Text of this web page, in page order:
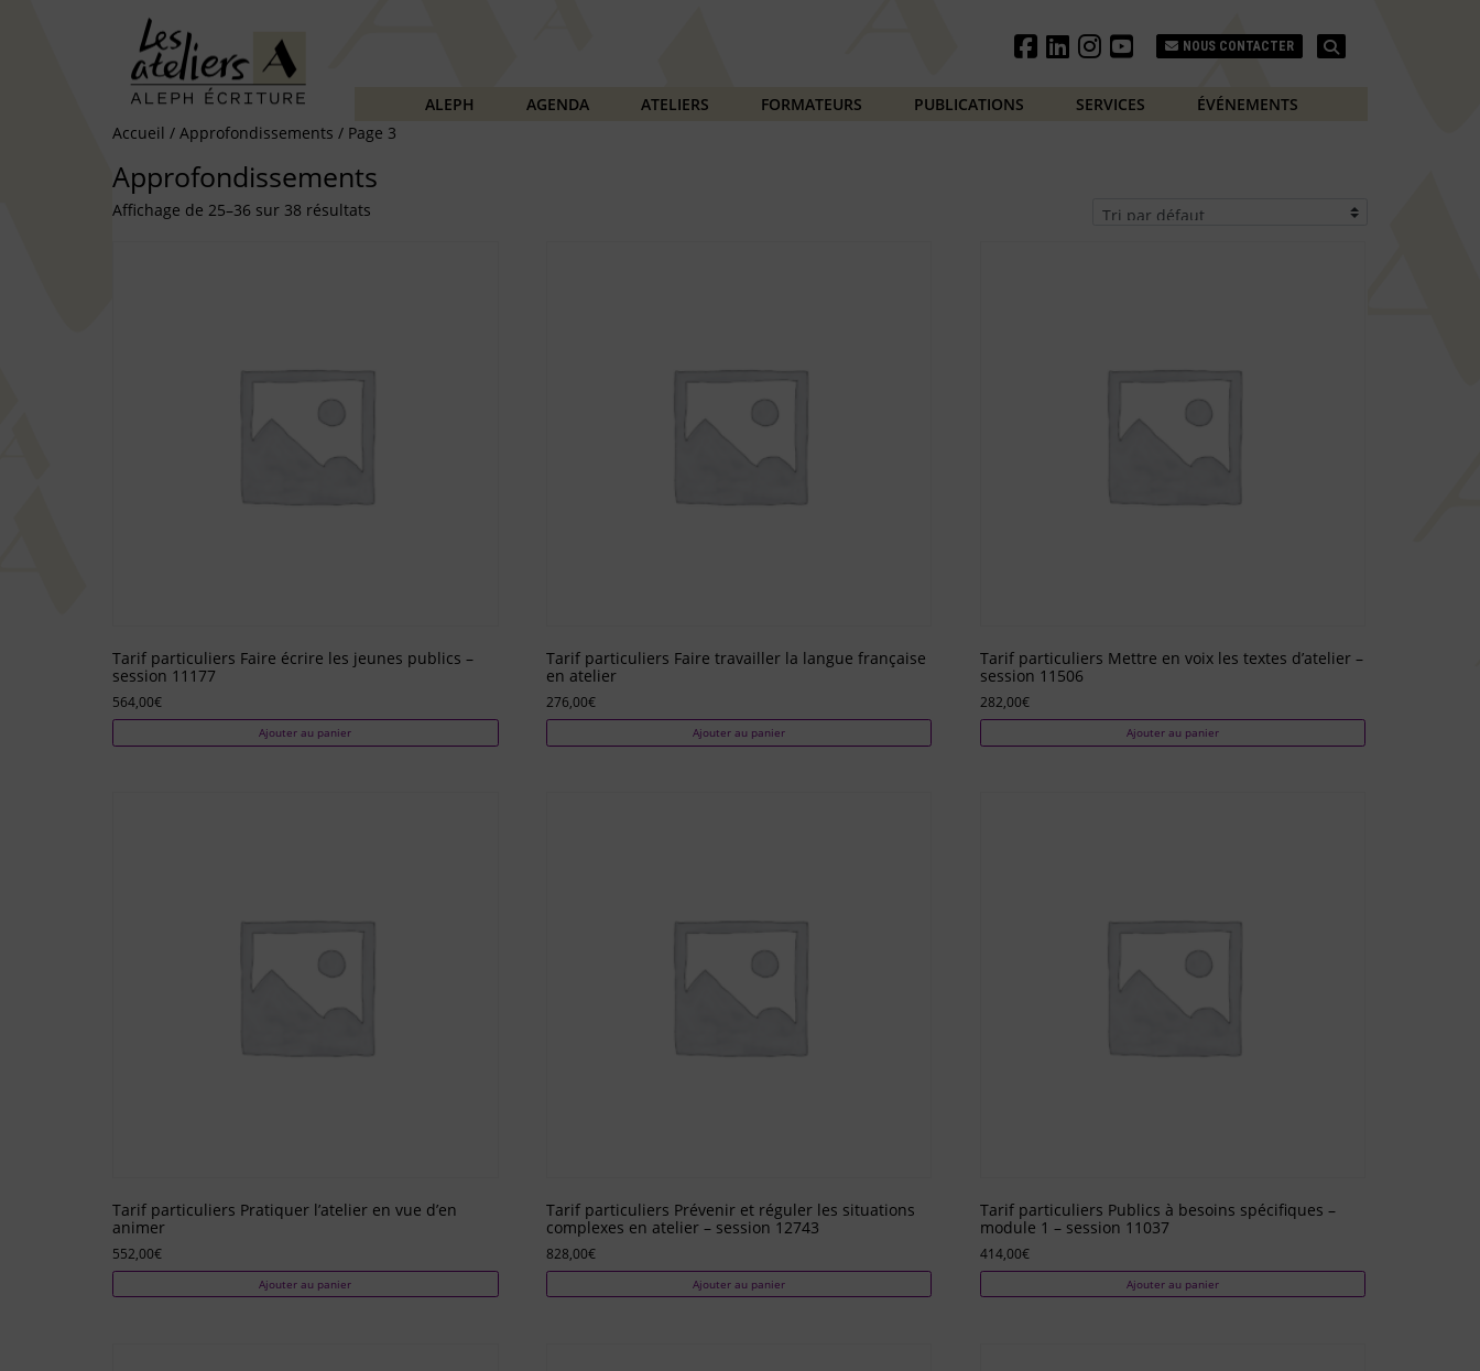
NOUS CONTACTER
ALEPH AGENDA ATELIERS FORMATEURS PUBLICATIONS SERVICES
ÉVÉNEMENTS
Accueil / Approfondissements / Page 3
Approfondissements
Affichage de 25–36 sur 38 résultats
Tarif particuliers Faire écrire les jeunes publics –
session 11177
564,00€
Ajouter au panier
Tarif particuliers Faire travailler la langue française
en atelier
276,00€
Ajouter au panier
Tarif particuliers Mettre en voix les textes d’atelier –
session 11506
282,00€
Ajouter au panier
Tarif particuliers Pratiquer l’atelier en vue d’en
animer
552,00€
Ajouter au panier
Tarif particuliers Prévenir et réguler les situations
complexes en atelier – session 12743
828,00€
Ajouter au panier
Tarif particuliers Publics à besoins spécifiques –
module 1 – session 11037
414,00€
Ajouter au panier